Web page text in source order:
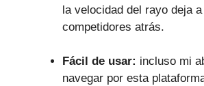
la velocidad del rayo deja
competidores atrás.
Fácil de usar: incluso mi
navegar por esta